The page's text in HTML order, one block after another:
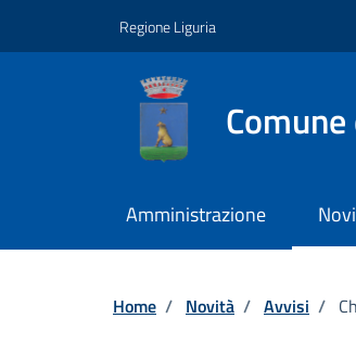
Regione Liguria
Amministrazione
Home / Novità / Avvisi /